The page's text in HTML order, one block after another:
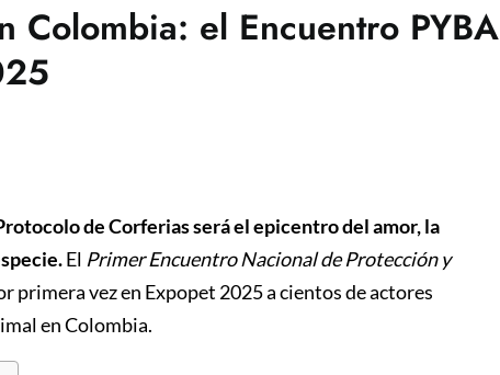
Colombia: el Encuentro PYBA
de Corferias será el epicentro del amor, la
El Primer Encuentro Nacional de Protección y
primera vez en Expopet 2025 a cientos de actores
en Colombia.